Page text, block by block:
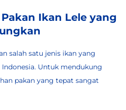
Ikan Lele yang
salah satu jenis ikan yang
Untuk mendukung
pakan yang tepat sangat